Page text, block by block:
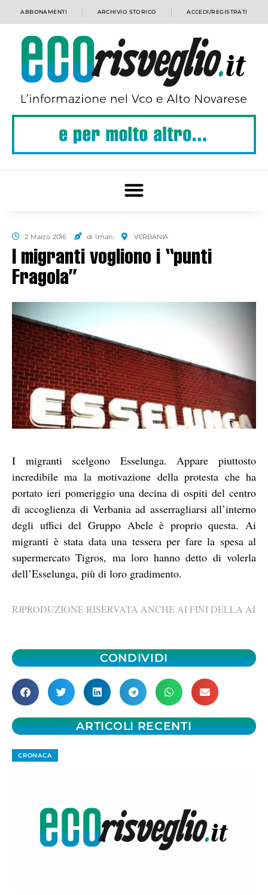
ABBONAMENTI ARCHIVIO STORICO ACCEDI/REGISTRATI
2 Marzo 2016 di l.man. VERBANIA
I migranti vogliono i “punti
Fragola”
I migranti scelgono Esselunga. Appare piuttosto
incredibile ma la motivazione della protesta che ha
portato ieri pomeriggio una decina di ospiti del centro
di accoglienza di Verbania ad asserragliarsi all’interno
degli uffici del Gruppo Abele è proprio questa. Ai
migranti è stata data una tessera per fare la spesa al
supermercato Tigros, ma loro hanno detto di volerla
dell’Esselunga, più di loro gradimento.
RIPRODUZIONE RISERVATA ANCHE AI FINI DELLA AI
CONDIVIDI
ARTICOLI RECENTI
CRONACA